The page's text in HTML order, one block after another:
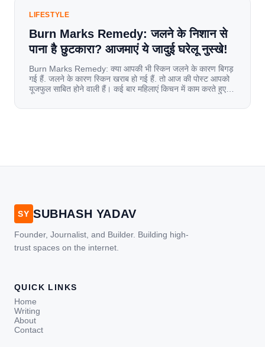
LIFESTYLE
Burn Marks Remedy: जलने के निशान से
पाना है छुटकारा? आजमाएं ये जादुई घरेलू नुस्खे!
Burn Marks Remedy: क्या आपकी भी स्किन जलने के कारण बिगड़
गई हैं. जलने के कारण स्किन खराब हो गई हैं. तो आज की पोस्ट आपको
यूजफुल साबित होने वाली हैं। कई बार महिलाएं किचन में काम करते हुए
[…]
SY SUBHASH YADAV
Founder, Journalist, and Builder. Building high-
trust spaces on the internet.
QUICK LINKS
Home
Writing
About
Contact